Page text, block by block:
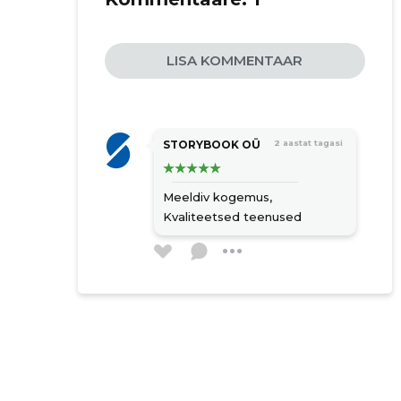
LISA KOMMENTAAR
STORYBOOK OÜ 2 aastat tagasi
Meeldiv kogemus,
Kvaliteetsed teenused